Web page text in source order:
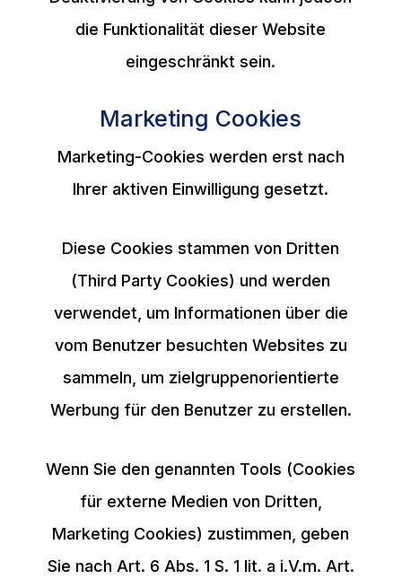
die Funktionalität dieser Website
eingeschränkt sein.
Marketing Cookies
Marketing-Cookies werden erst nach
Ihrer aktiven Einwilligung gesetzt.
Diese Cookies stammen von Dritten
(Third Party Cookies) und werden
verwendet, um Informationen über die
vom Benutzer besuchten Websites zu
sammeln, um zielgruppenorientierte
Werbung für den Benutzer zu erstellen.
Wenn Sie den genannten Tools (Cookies
für externe Medien von Dritten,
Marketing Cookies) zustimmen, geben
Sie nach Art. 6 Abs. 1 S. 1 lit. a i.V.m. Art.